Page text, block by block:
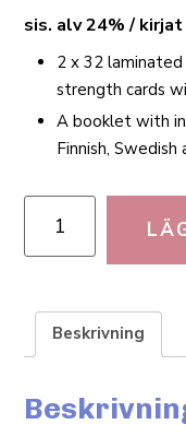
sis. alv 24% /
2 x 32
strength cards
A booklet with
Finnish, Swedish
Beskrivning